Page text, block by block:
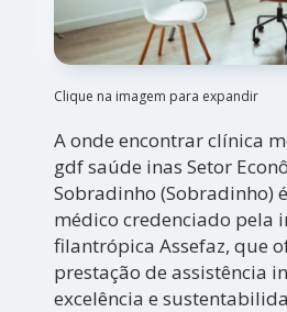
Clique na imagem para expandir
A onde encontrar clínica
gdf saúde inas Setor
Sobradinho (Sobradinho)
médico credenciado pela
filantrópica Assefaz, que
prestação de assistência
excelência e